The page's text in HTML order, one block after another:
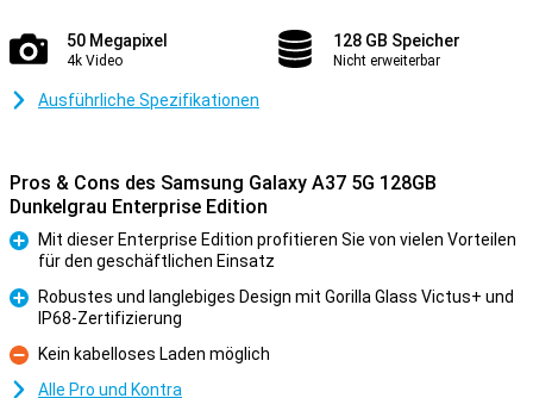
50 Megapixel
4k Video
128 GB Speicher
Nicht erweiterbar
Ausführliche Spezifikationen
Pros & Cons des Samsung Galaxy A37 5G 128GB
Dunkelgrau Enterprise Edition
Mit dieser Enterprise Edition profitieren Sie von vielen Vorteilen
für den geschäftlichen Einsatz
Robustes und langlebiges Design mit Gorilla Glass Victus+ und
IP68-Zertifizierung
Kontra
Kein kabelloses Laden möglich
Alle Pro und Kontra